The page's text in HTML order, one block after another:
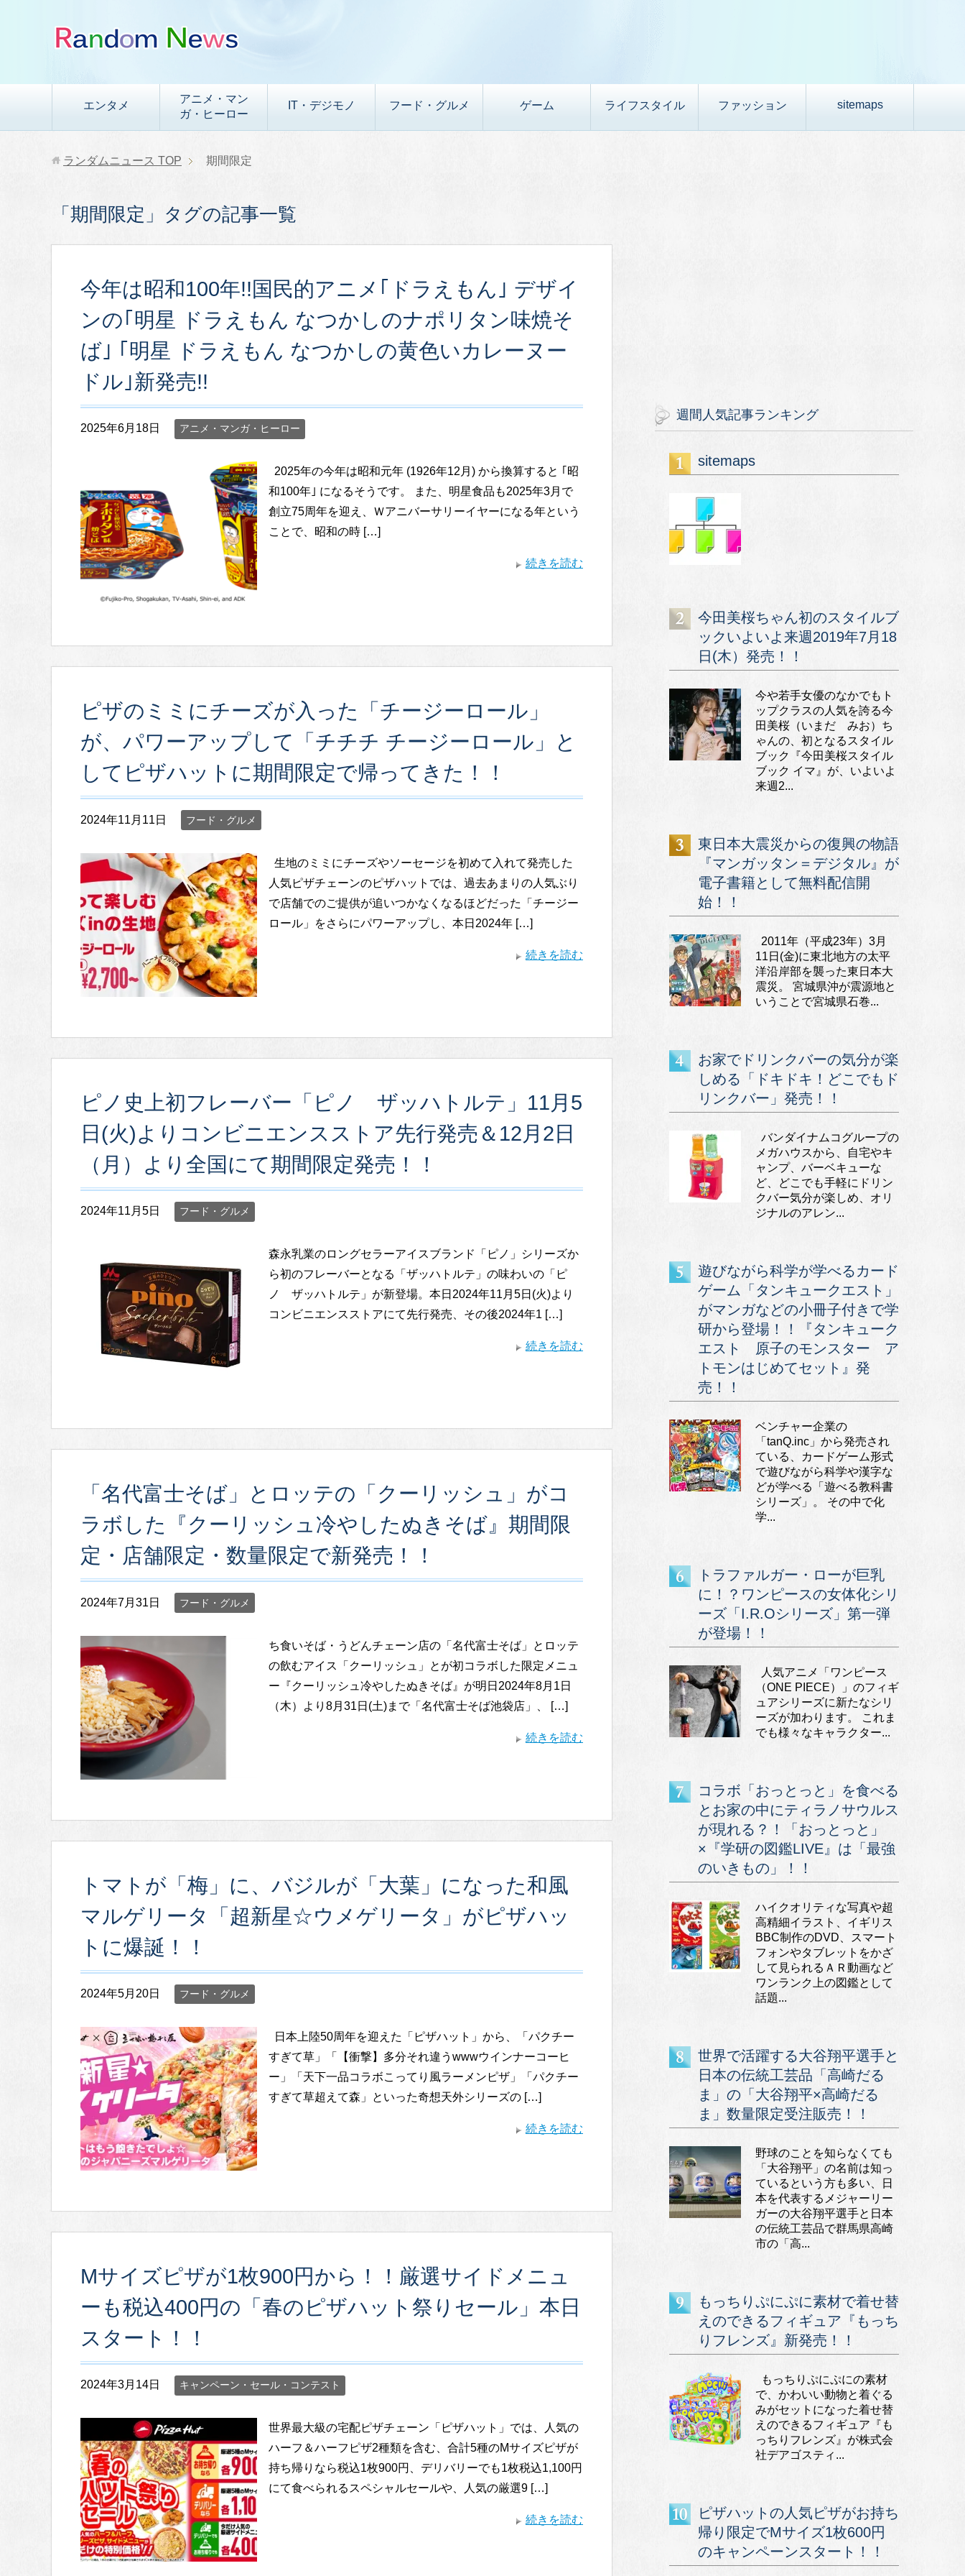
エンタメ
アニメ・マン
ガ・ヒーロー
IT・デジモノ フード・グルメ ゲーム ライフスタイル ファッション sitemaps
ランダムニュース TOP 期間限定
「期間限定」タグの記事一覧
今年は昭和100年!!国民的アニメ｢ドラえもん｣ デザイ
ンの｢明星 ドラえもん なつかしのナポリタン味焼そ
ば｣ ｢明星 ドラえもん なつかしの黄色いカレーヌー
ドル｣新発売!!
2025年6月18日 アニメ・マンガ・ヒーロー
2025年の今年は昭和元年 (1926年12月) から換算すると ｢昭
和100年｣ になるそうです。 また、明星食品も2025年3月で
創立75周年を迎え、Ｗアニバーサリーイヤーになる年という
ことで、昭和の時 […]
続きを読む
ピザのミミにチーズが入った「チージーロール」
が、パワーアップして「チチチ チージーロール」と
してピザハットに期間限定で帰ってきた！！
2024年11月11日 フード・グルメ
生地のミミにチーズやソーセージを初めて入れて発売した
人気ピザチェーンのピザハットでは、過去あまりの人気ぶり
で店舗でのご提供が追いつかなくなるほどだった「チージー
ロール」をさらにパワーアップし、本日2024年 […]
続きを読む
ピノ史上初フレーバー「ピノ ザッハトルテ」11月5
日(火)よりコンビニエンスストア先行発売＆12月2日
（月）より全国にて期間限定発売！！
2024年11月5日 フード・グルメ
森永乳業のロングセラーアイスブランド「ピノ」シリーズか
ら初のフレーバーとなる「ザッハトルテ」の味わいの「ピ
ノ ザッハトルテ」が新登場。本日2024年11月5日(火)より
コンビニエンスストアにて先行発売、その後2024年1 […]
続きを読む
「名代富士そば」とロッテの「クーリッシュ」がコ
ラボした『クーリッシュ冷やしたぬきそば』期間限
定・店舗限定・数量限定で新発売！！
2024年7月31日 フード・グルメ
ち食いそば・うどんチェーン店の「名代富士そば」とロッテ
の飲むアイス「クーリッシュ」とが初コラボした限定メニュ
ー『クーリッシュ冷やしたぬきそば』が明日2024年8月1日
（木）より8月31日(土)まで「名代富士そば池袋店」、 […]
続きを読む
トマトが「梅」に、バジルが「大葉」になった和風
マルゲリータ「超新星☆ウメゲリータ」がピザハッ
トに爆誕！！
2024年5月20日 フード・グルメ
日本上陸50周年を迎えた「ピザハット」から、「パクチー
すぎて草」「【衝撃】多分それ違うwwwウインナーコーヒ
ー」「天下一品コラボこってり風ラーメンピザ」「パクチー
すぎて草超えて森」といった奇想天外シリーズの […]
続きを読む
Mサイズピザが1枚900円から！！厳選サイドメニュ
ーも税込400円の「春のピザハット祭りセール」本日
スタート！！
2024年3月14日 キャンペーン・セール・コンテスト
世界最大級の宅配ピザチェーン「ピザハット」では、人気の
ハーフ＆ハーフピザ2種類を含む、合計5種のMサイズピザが
持ち帰りなら税込1枚900円、デリバリーでも1枚税込1,100円
にて食べられるスペシャルセールや、人気の厳選9 […]
続きを読む
週間人気記事ランキング
sitemaps
今田美桜ちゃん初のスタイルブ
ックいよいよ来週2019年7月18
日(木）発売！！
今や若手女優のなかでもト
ップクラスの人気を誇る今
田美桜（いまだ みお）ち
ゃんの、初となるスタイル
ブック『今田美桜スタイル
ブック イマ』が、いよいよ
来週2...
東日本大震災からの復興の物語
『マンガッタン＝デジタル』が
電子書籍として無料配信開
始！！
2011年（平成23年）3月
11日(金)に東北地方の太平
洋沿岸部を襲った東日本大
震災。 宮城県沖が震源地と
いうことで宮城県石巻...
お家でドリンクバーの気分が楽
しめる「ドキドキ！どこでもド
リンクバー」発売！！
バンダイナムコグループの
メガハウスから、自宅やキ
ャンプ、バーベキューな
ど、どこでも手軽にドリン
クバー気分が楽しめ、オリ
ジナルのアレン...
遊びながら科学が学べるカード
ゲーム「タンキュークエスト」
がマンガなどの小冊子付きで学
研から登場！！『タンキューク
エスト 原子のモンスター ア
トモンはじめてセット』発
売！！
ベンチャー企業の
「tanQ.inc」から発売され
ている、カードゲーム形式
で遊びながら科学や漢字な
どが学べる「遊べる教科書
シリーズ」。 その中で化
学...
トラファルガー・ローが巨乳
に！？ワンピースの女体化シリ
ーズ「I.R.Oシリーズ」第一弾
が登場！！
人気アニメ「ワンピース
（ONE PIECE）」のフィギ
ュアシリーズに新たなシリ
ーズが加わります。 これま
でも様々なキャラクター...
コラボ「おっとっと」を食べる
とお家の中にティラノサウルス
が現れる？！「おっとっと」
×『学研の図鑑LIVE』は「最強
のいきもの」！！
ハイクオリティな写真や超
高精細イラスト、イギリス
BBC制作のDVD、スマート
フォンやタブレットをかざ
して見られるＡＲ動画など
ワンランク上の図鑑として
話題...
世界で活躍する大谷翔平選手と
日本の伝統工芸品「高崎だる
ま」の「大谷翔平×高崎だる
ま」数量限定受注販売！！
野球のことを知らなくても
「大谷翔平」の名前は知っ
ているという方も多い、日
本を代表するメジャーリー
ガーの大谷翔平選手と日本
の伝統工芸品で群馬県高崎
市の「高...
もっちりぷにぷに素材で着せ替
えのできるフィギュア『もっち
りフレンズ』新発売！！
もっちりぷにぷにの素材
で、かわいい動物と着ぐる
みがセットになった着せ替
えのできるフィギュア『も
っちりフレンズ』が株式会
社デアゴスティ...
ピザハットの人気ピザがお持ち
帰り限定でMサイズ1枚600円
のキャンペーンスタート！！